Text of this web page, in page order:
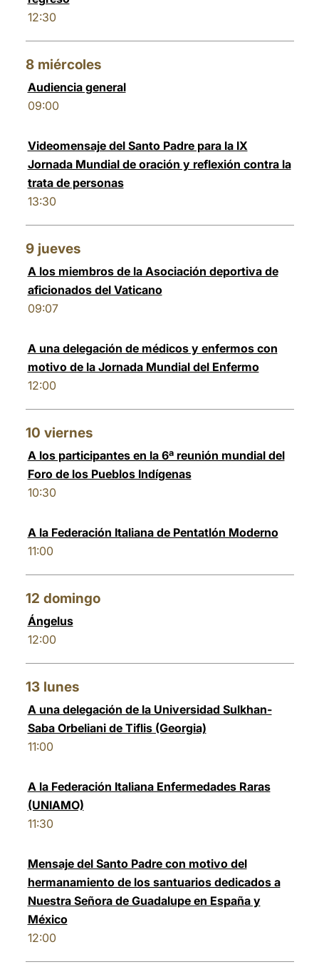
12:30
8 miércoles
Audiencia general
09:00
Videomensaje del Santo Padre para la IX
Jornada Mundial de oración y reflexión contra la
trata de personas
13:30
9 jueves
A los miembros de la Asociación deportiva de
aficionados del Vaticano
09:07
A una delegación de médicos y enfermos con
motivo de la Jornada Mundial del Enfermo
12:00
10 viernes
A los participantes en la 6ª reunión mundial del
Foro de los Pueblos Indígenas
10:30
A la Federación Italiana de Pentatlón Moderno
11:00
12 domingo
Ángelus
12:00
13 lunes
A una delegación de la Universidad Sulkhan-
Saba Orbeliani de Tiflis (Georgia)
11:00
A la Federación Italiana Enfermedades Raras
(UNIAMO)
11:30
Mensaje del Santo Padre con motivo del
hermanamiento de los santuarios dedicados a
Nuestra Señora de Guadalupe en España y
México
12:00